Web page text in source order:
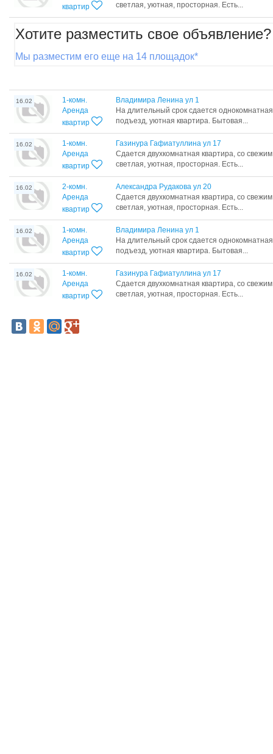
квартир
светлая, уютная, просторная. Есть...
Хотите разместить свое объявление?
Мы разместим его еще на 14 площадок*
16.02
1-комн.
Аренда
квартир
Владимира Ленина ул 1
На длительный срок сдается
подъезд, уютная квартира. Бытовая...
16.02
1-комн.
Аренда
квартир
Газинура Гафиатуллина ул 17
Сдается двухкомнатная квартира, со
светлая, уютная, просторная. Есть...
16.02
2-комн.
Аренда
квартир
Александра Рудакова ул 20
Сдается двухкомнатная квартира, со
светлая, уютная, просторная. Есть...
16.02
1-комн.
Аренда
квартир
Владимира Ленина ул 1
На длительный срок сдается
подъезд, уютная квартира. Бытовая...
16.02
1-комн.
Аренда
квартир
Газинура Гафиатуллина ул 17
Сдается двухкомнатная квартира, со
светлая, уютная, просторная. Есть...